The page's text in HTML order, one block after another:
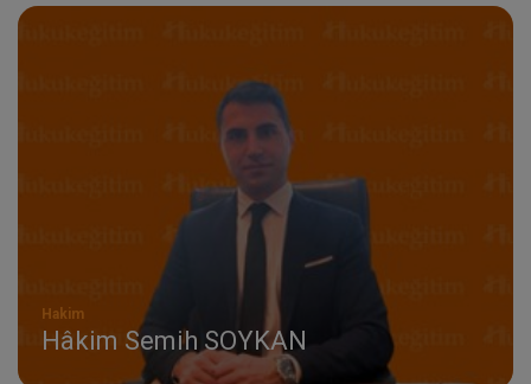
Hakim
Hâkim Semih SOYKAN